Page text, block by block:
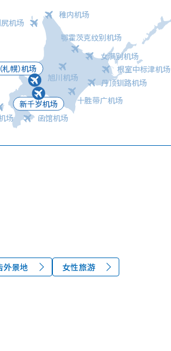
语言
外景地
女性旅游
新千岁机场
札幌）机场
函馆机场
场
旭川机场
稚内机场
机场
鄂霍茨克纹别机场
女满别机场
根室中标津机场
丹顶钏路机场
十胜带广机场